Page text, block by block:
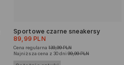
Sportowe czarne sneakersy
89,99 PLN
Cena regularna 139,99 PLN
Najniższa cena z 30 dni 99,99 PLN